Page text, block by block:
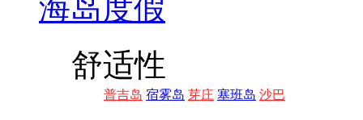
海岛度假
舒适性
普吉岛 宿雾岛 芽庄 塞班岛 沙巴